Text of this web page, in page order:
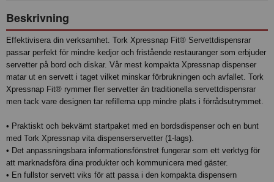
Beskrivning
Effektivisera din verksamhet. Tork Xpressnap Fit® Servettdispensrar
passar perfekt för mindre kedjor och fristående restauranger som erbjuder
servetter på bord och diskar. Vår mest kompakta Xpressnap dispenser
matar ut en servett i taget vilket minskar förbrukningen och avfallet. Tork
Xpressnap Fit® rymmer fler servetter än traditionella servettdispensrar
men tack vare designen tar refillerna upp mindre plats i förrådsutrymmet.
• Praktiskt och bekvämt startpaket med en bordsdispenser och en bunt
med Tork Xpressnap vita dispenserservetter (1-lags).
• Det anpassningsbara informationsfönstret ​​​​​​​​fungerar som ett verktyg för
att marknadsföra dina produkter och kommunicera med gäster.
• En fullstor servett viks för att passa i den kompakta dispensern